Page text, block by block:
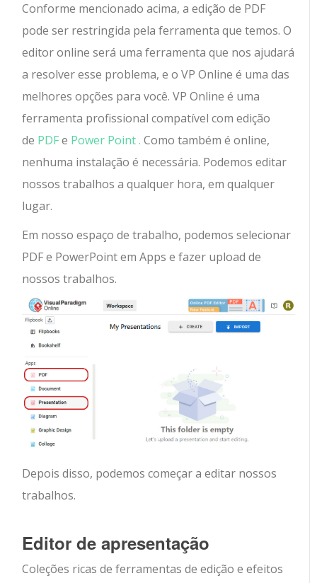
Conforme mencionado acima, a edição de PDF
pode ser restringida pela ferramenta que temos. O
editor online será uma ferramenta que nos ajudará
a resolver esse problema, e o VP Online é uma das
melhores opções para você. VP Online é uma
ferramenta profissional compatível com edição
de PDFe Power Point .Como também é online,
nenhuma instalação é necessária. Podemos editar
nossos trabalhos a qualquer hora, em qualquer
lugar.
Em nosso espaço de trabalho, podemos selecionar
PDF e PowerPoint em Apps e fazer upload de
nossos trabalhos.
Depois disso, podemos começar a editar nossos
trabalhos.
Editor de apresentação
Coleções ricas de ferramentas de edição e efeitos